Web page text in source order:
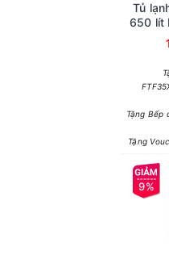
Tủ
650 lít
Tặng Bếp
Tặng
9%